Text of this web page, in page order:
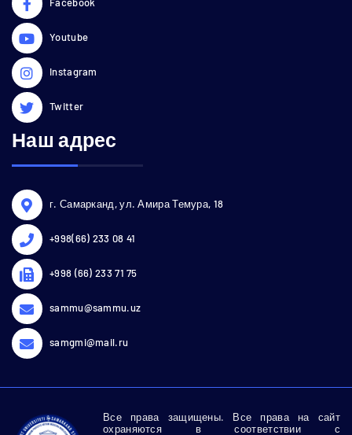
Youtube
Instagram
Twitter
Наш адрес
г. Самарканд, ул. Амира Темура, 18
+998(66) 233 08 41
+998 (66) 233 71 75
sammu@sammu.uz
samgmi@mail.ru
Все права защищены. Все права на сайт
охраняются в соответствии с